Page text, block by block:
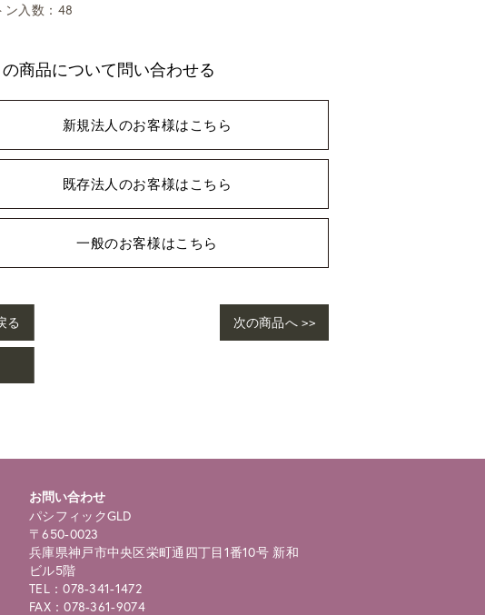
ン入数：48
の商品について問い合わせる
新規法人のお客様はこちら
既存法人のお客様はこちら
一般のお客様はこちら
次の商品へ >>
る
お問い合わせ
パシフィックGLD
〒650-0023
兵庫県神戸市中央区栄町通四丁目1番10号 新和
ビル5階
TEL：078-341-1472
FAX：078-361-9074